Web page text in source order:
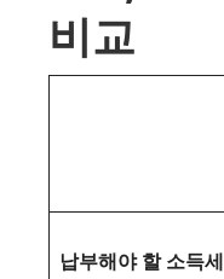
비교
납부해야 할 소득세